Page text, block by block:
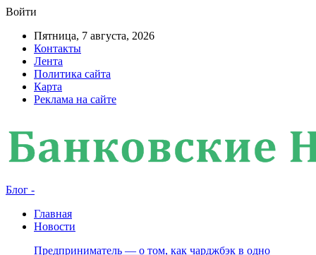
Войти
Пятница, 7 августа, 2026
Контакты
Лента
Политика сайта
Карта
Реклама на сайте
Блог -
Главная
Новости
Предприниматель — о том, как чарджбэк в одно